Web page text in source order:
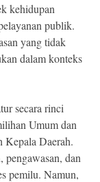
kehidupan
publik.
yang tidak
dalam konteks
secara rinci
Umum dan
Kepala Daerah.
pengawasan, dan
pemilu. Namun,